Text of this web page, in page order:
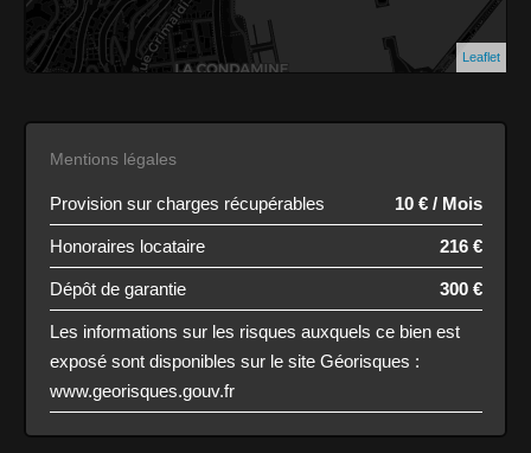
Leaflet
Mentions légales
Provision sur charges récupérables 10 € / Mois
Honoraires locataire 216 €
Dépôt de garantie 300 €
Les informations sur les risques auxquels ce bien est
exposé sont disponibles sur le site Géorisques :
www.georisques.gouv.fr